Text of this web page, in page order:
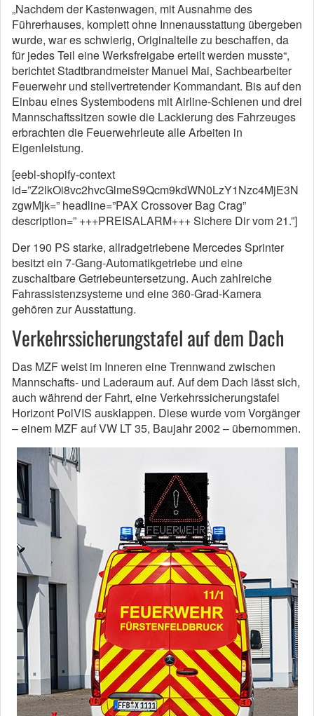
„Nachdem der Kastenwagen, mit Ausnahme des
Führerhauses, komplett ohne Innenausstattung übergeben
wurde, war es schwierig, Originalteile zu beschaffen, da
für jedes Teil eine Werksfreigabe erteilt werden musste“,
berichtet Stadtbrandmeister Manuel Mai, Sachbearbeiter
Feuerwehr und stellvertretender Kommandant. Bis auf den
Einbau eines Systembodens mit Airline-Schienen und drei
Mannschaftssitzen sowie die Lackierung des Fahrzeuges
erbrachten die Feuerwehrleute alle Arbeiten in
Eigenleistung.
[eebl-shopify-context
id=”Z2lkOi8vc2hvcGlmeS9Qcm9kdWN0LzY1Nzc4MjE3N
zgwMjk=” headline=”PAX Crossover Bag Crag”
description=” +++PREISALARM+++ Sichere Dir vom 21.”]
Der 190 PS starke, allradgetriebene Mercedes Sprinter
besitzt ein 7-Gang-Automatikgetriebe und eine
zuschaltbare Getriebeuntersetzung. Auch zahlreiche
Fahrassistenzsysteme und eine 360-Grad-Kamera
gehören zur Ausstattung.
Verkehrssicherungstafel auf dem Dach
Das MZF weist im Inneren eine Trennwand zwischen
Mannschafts- und Laderaum auf. Auf dem Dach lässt sich,
auch während der Fahrt, eine Verkehrssicherungstafel
Horizont PolVIS ausklappen. Diese wurde vom Vorgänger
– einem MZF auf VW LT 35, Baujahr 2002 – übernommen.